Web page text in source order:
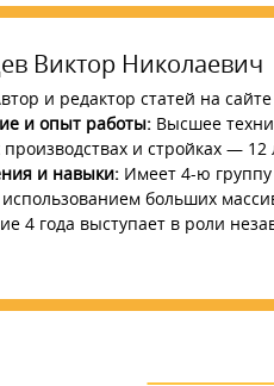
Виктор Николаевич
и редактор статей на
и опыт работы: Высшее
и стройках —
и навыки: Имеет 4-ю
использованием больших
4 года выступает в роли